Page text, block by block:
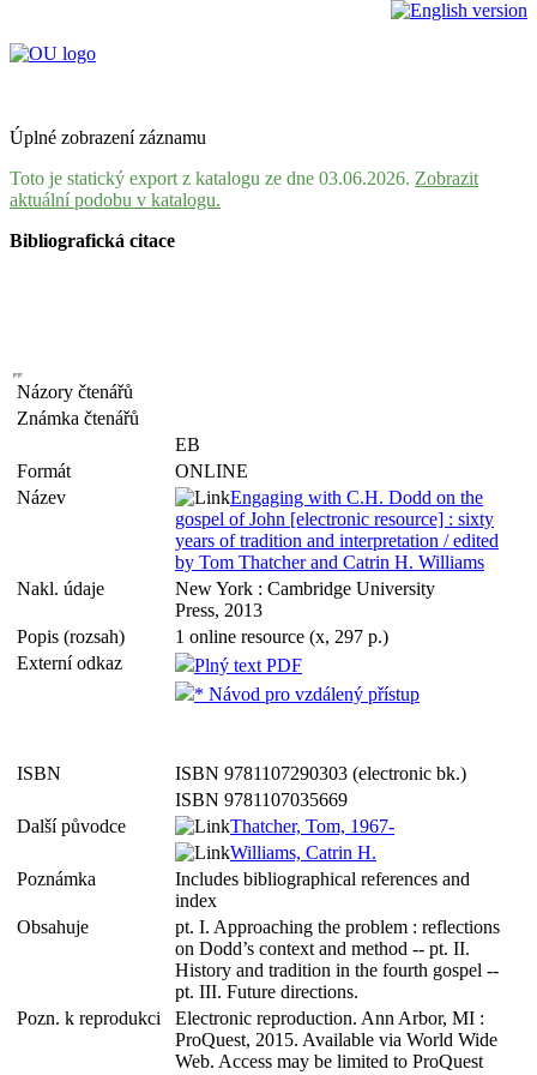
Úplné zobrazení záznamu
Toto je statický export z katalogu ze dne 03.06.2026. Zobrazit
aktuální podobu v katalogu.
Bibliografická citace
Názory čtenářů
Známka čtenářů
EB
Formát
ONLINE
Název
Engaging with C.H. Dodd on the
gospel of John [electronic resource] : sixty
years of tradition and interpretation / edited
by Tom Thatcher and Catrin H. Williams
Nakl. údaje
New York : Cambridge University
Press, 2013
Popis (rozsah)
1 online resource (x, 297 p.)
Externí odkaz
Plný text PDF
* Návod pro vzdálený přístup
ISBN
ISBN 9781107290303 (electronic bk.)
ISBN 9781107035669
Další původce
Thatcher, Tom, 1967-
Williams, Catrin H.
Poznámka
Includes bibliographical references and
index
Obsahuje
pt. I. Approaching the problem : reflections
on Dodd’s context and method -- pt. II.
History and tradition in the fourth gospel --
pt. III. Future directions.
Pozn. k reprodukci
Electronic reproduction. Ann Arbor, MI :
ProQuest, 2015. Available via World Wide
Web. Access may be limited to ProQuest